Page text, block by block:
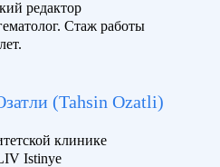
редактор
Стаж работы
(Tahsin Ozatli)
клинике
Istinye